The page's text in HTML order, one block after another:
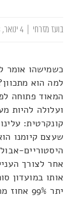
בועז מזרחי
כשמישהו אומר
למה הוא
המאוד פתוחה
ועלולה להיות
קונקרטית:
שעצם קיומנו
היסטוריים-
אחר לצורך
אותו במועדון
יתר 99% אחוז מהמינים שהיו חלק מהכדור שלנו אינם עוד.